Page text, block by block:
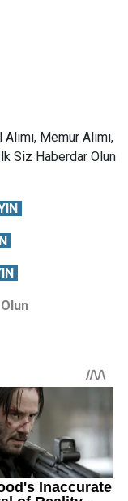
Memur Alımı,
Siz Haberdar Olun